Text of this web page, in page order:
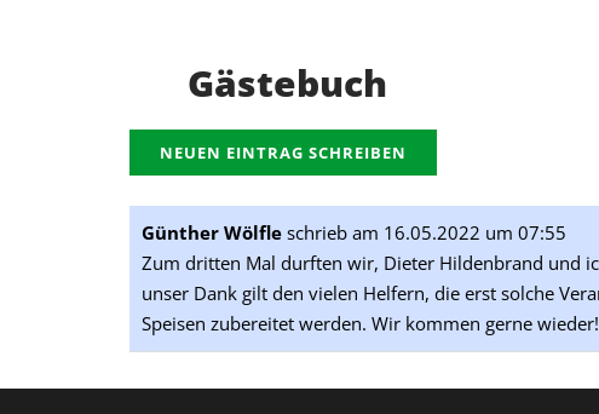
Gästebuch
Günther Wölfle schrieb am 16.05.2022 um 07:55
Zum dritten Mal durften wir, Dieter Hildenbrand und
unser Dank gilt den vielen Helfern, die erst solche
Speisen zubereitet werden. Wir kommen gerne